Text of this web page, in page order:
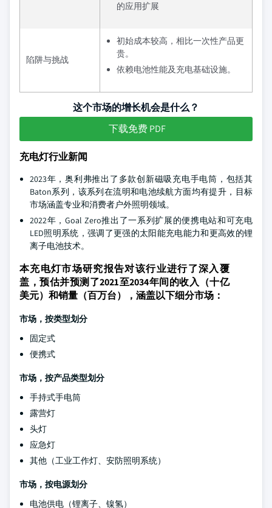
的应用扩展
陷阱与挑战
初始成本较高，相比一次性产品更
贵。
依赖电池性能及充电基础设施。
这个市场的增长机会是什么？
下载免费 PDF
充电灯行业新闻
2023年，奥利弗推出了多款创新磁吸充电手电筒，包括其
Baton系列，该系列在流明和电池续航方面均有提升，目标
市场涵盖专业和消费者户外照明领域。
2022年，Goal Zero推出了一系列扩展的便携电站和可充电
LED照明系统，强调了更强的太阳能充电能力和更高效的锂
离子电池技术。
本充电灯市场研究报告对该行业进行了深入覆
盖，预估并预测了2021至2034年间的收入（十亿
美元）和销量（百万台），涵盖以下细分市场：
市场，按类型划分
固定式
便携式
市场，按产品类型划分
手持式手电筒
露营灯
头灯
应急灯
其他（工业工作灯、安防照明系统）
市场，按电源划分
电池供电（锂离子、镍氢）